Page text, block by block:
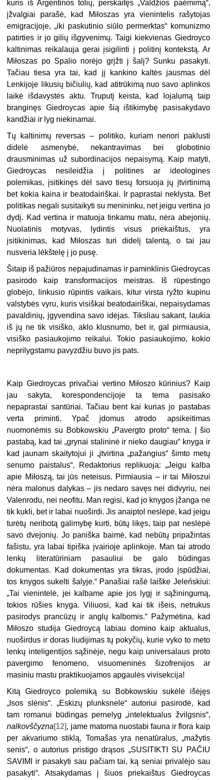
kuris iš Argentinos tolių, perskaitęs „Valdžios paėmimą“,
įžvalgiai parašė, kad Miłoszas yra vienintelis rašytojas
emigracijoje, „iki paskutinio siūlo permerktas“ komunizmo
patirties ir jo gilių išgyvenimų. Taigi kiekvienas Giedroyco
kaltinimas reikalauja gerai įsigilinti į politinį kontekstą. Ar
Miłoszas po Spalio norėjo grįžti į šalį? Sunku pasakyti.
Tačiau tiesa yra tai, kad jį kankino kaltės jausmas dėl
Lenkijoje likusių bičiulių, kad atitrūkimą nuo savo aplinkos
laikė išdavystės aktu. Truputį keista, kad lojalumą taip
branginęs Giedroycas apie šią ištikimybę pasisakydavo
kandžiai ir lyg niekinamai.
Tų kaltinimų reversas – politiko, kuriam nenori paklusti
didelė asmenybė, nekantravimas bei globotinio
drausminimas už subordinacijos nepaisymą. Kaip matyti,
Giedroycas nesileidžia į politines ar ideologines
polemikas, įsitikinęs dėl savo tiesų forsuoja jų įtvirtinimą
bet kokia kaina ir beatodairiškai. Ir paprastai neklysta. Bet
politikas negali susitaikyti su menininku, net jeigu vertina jo
dydį. Kad vertina ir matuoja tinkamu matu, nėra abejonių.
Nuolatinis motyvas, lydintis visus priekaištus, yra
įsitikinimas, kad Miłoszas turi didelį talentą, o tai jau
nusveria lėkštelę į jo pusę.
Šitaip iš pažiūros nepajudinamas ir paminklinis Giedroycas
pasirodo kaip transformacijos meistras. Iš rūpestingo
globėjo, linkusio rūpintis vaikais, kitur virsta ryžto kupinu
valstybės vyru, kuris visiškai beatodairiškai, nepaisydamas
pavaldinių, įgyvendina savo idėjas. Tiksliau sakant, laukia
iš jų ne tik visiško, aklo klusnumo, bet ir, gal pirmiausia,
visiško pasiaukojimo reikalui. Tokio pasiaukojimo, kokio
neprilygstamu pavyzdžiu buvo jis pats.
Kaip Giedroycas privačiai vertino Miłoszo kūrinius? Kaip
jau sakyta, korespondencijoje ta tema pasisako
nepaprastai santūriai. Tačiau bent kai kurias jo pastabas
verta priminti. Ypač įdomus atrodo apsikeitimas
nuomonėmis su Bobkowskiu „Pavergto proto“ tema. Į šio
pastabą, kad tai „grynai stalininė ir nieko daugiau“ knyga ir
kad jaunam skaitytojui ji „įtvirtina „pažangius“ šimto metų
senumo paistalus“, Redaktorius replikuoja: „Jeigu kalba
apie Miłoszą, tai jūs neteisus. Pirmiausia – ir tai Miłoszui
nėra malonus dalykas – jis nedaro savęs nei didvyriu, nei
Valenrodu, nei neofitu. Man regisi, kad jo knygos įžanga ne
tik kukli, bet ir labai nuoširdi. Jis anaiptol neslėpė, kad jeigu
turėtų neribotą galimybę kurti, būtų likęs, taip pat neslėpė
savo dvejonių. Jo paniška baimė, kad nebūtų pripažintas
fašistu, yra labai tipiška įvairioje aplinkoje. Man tai atrodo
lenkų literatūriniam pasauliui be galo būdingas
dokumentas. Kad dokumentas yra tikras, įrodo įspūdžiai,
tos knygos sukelti šalyje.“ Panašiai rašė laiške Jeleńskiui:
„Tai vienintelė, jei kalbame apie jos lygį ir sąžiningumą,
tokios rūšies knyga. Viliuosi, kad kai tik išeis, netrukus
pasirodys prancūzų ir anglų kalbomis.“ Pažymėtina, kad
Miłoszo studija Giedroycą labiau domino kaip aktualus,
nuoširdus ir doras liudijimas tų pokyčių, kurie vyko to meto
lenkų inteligentijos sąžinėje, negu kaip universalaus proto
pavergimo fenomeno, visuomeninės šizofrenijos ar
masiniu mastu praktikuojamos apgaulės vivisekcija!
Kitą Giedroyco polemiką su Bobkowskiu sukėlė išėjęs
„Isos slėnis“. „Eskizų plunksnele“ autoriui pasirodė, kad
tam romanui būdingas pernelyg „intelektualus žvilgsnis“,
nalkovščyzna[12], jame matoma nuostabi fauna ir flora kaip
per akvariumo stiklą, Tomašas yra nenatūralus, „mažytis
senis“, o autorius pristigo drąsos „SUSITIKTI SU PAČIU
SAVIMI ir pasakyti sau pačiam tai, ką seniai privalėjo sau
pasakyti“. Atsakydamas į šiuos priekaištus Giedroycas